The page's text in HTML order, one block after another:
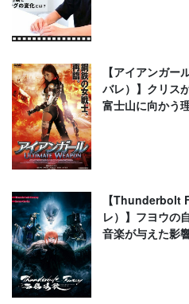
【アイアンガー
バレ）】クリス
富士山に向かう
【Thunderbolt
レ）】フヨウの
音楽が与えた影